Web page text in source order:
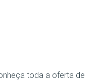
toda a oferta de